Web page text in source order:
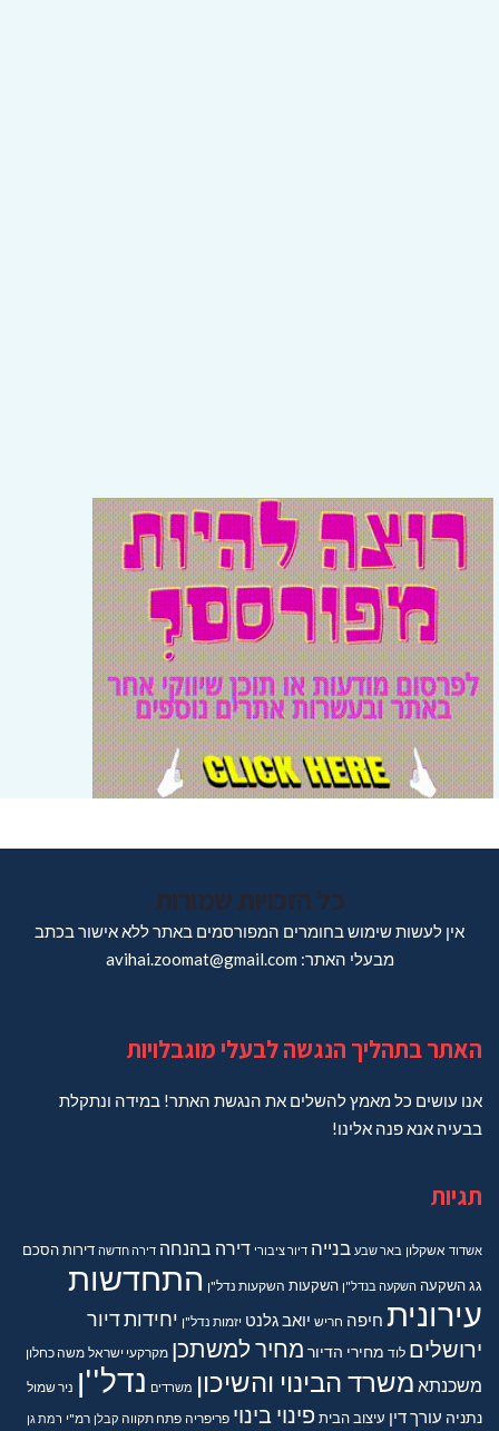
כל הזכויות שמורות
אין לעשות שימוש בחומרים המפורסמים באתר ללא אישור בכתב
מבעלי האתר: avihai.zoomat@gmail.com
האתר בתהליך הנגשה לבעלי מוגבלויות
אנו עושים כל מאמץ להשלים את הנגשת האתר! במידה ונתקלת
בבעיה אנא פנה אלינו!
תגיות
אשדוד אשקלון באר שבע בנייה דיור ציבורי דירה בהנחה דירה חדשה דירותהסכם
גגהשקעה השקעה בנדל"ן השקעות השקעות נדל"ן התחדשות
עירונית חיפה חריש יואב גלנט יזמות נדל"ן יחידות דיור
ירושלים לוד מחירי הדיור מחיר למשתכן מקרקעי ישראל משה כחלון
משכנתא משרד הבינוי והשיכון משרדים נדל''ן ניר שמול
נתניה עורך דין עיצוב הבית פינוי בינוי פריפריה פתח תקווה קבלן רמ"י רמת גן